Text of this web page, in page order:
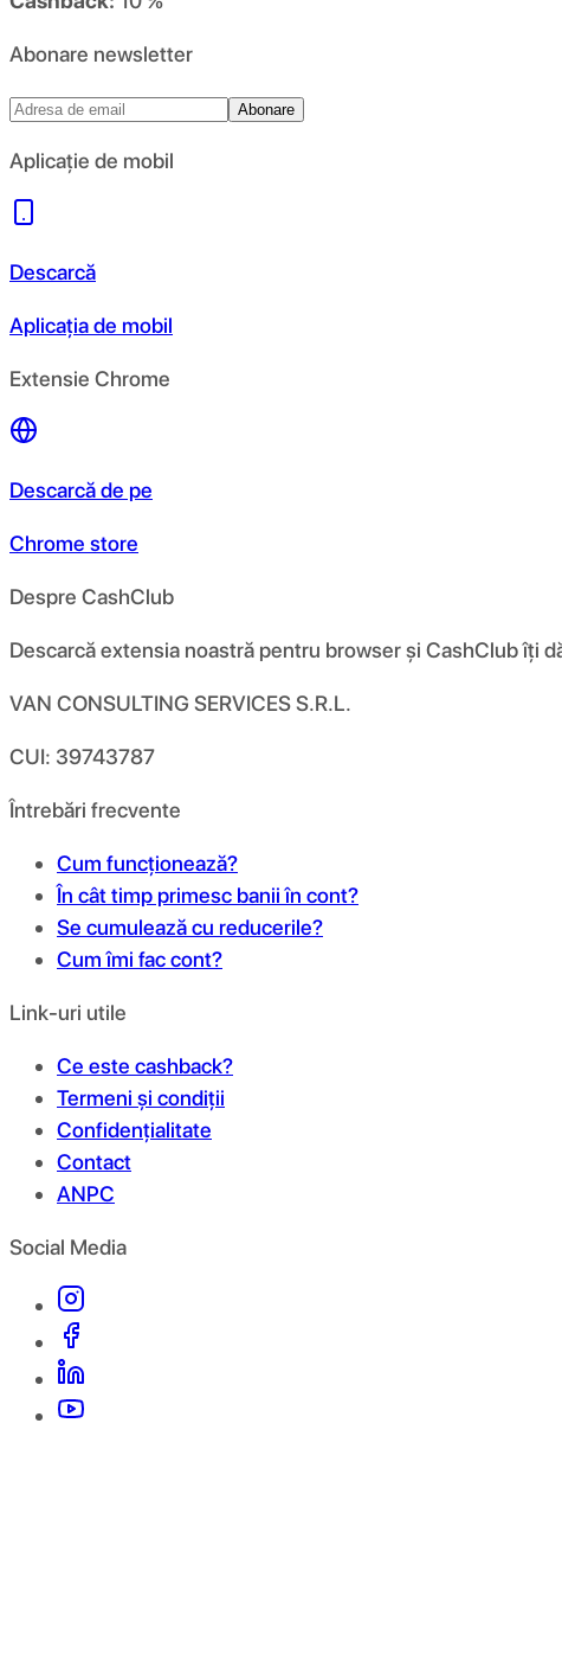
Abonare newsletter
Abonare
Aplicație de mobil
Descarcă
Aplicația de mobil
Extensie Chrome
Descarcă de pe
Chrome store
Despre CashClub
Descarcă extensia noastră pentru browser și CashClub îți
VAN CONSULTING SERVICES S.R.L.
CUI: 39743787
Întrebări frecvente
Cum funcționează?
În cât timp primesc banii în cont?
Se cumulează cu reducerile?
Cum îmi fac cont?
Link-uri utile
Ce este cashback?
Termeni și condiții
Confidențialitate
Contact
ANPC
Social Media